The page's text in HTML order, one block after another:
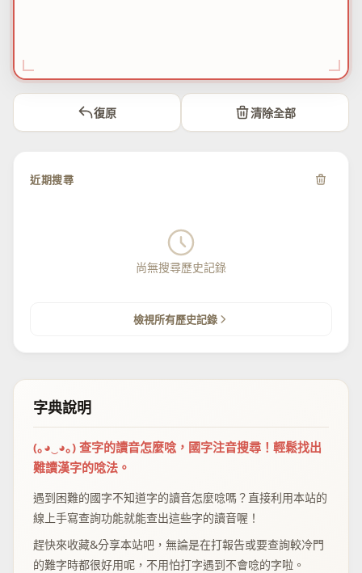
復原 清除全部
近期搜尋
尚無搜尋歷史記錄
檢視所有歷史記錄
字典說明
(｡◕‿◕｡) 查字的讀音怎麼唸，國字注音搜尋！輕鬆找出
難讀漢字的唸法。
遇到困難的國字不知道字的讀音怎麼唸嗎？直接利用本站的
線上手寫查詢功能就能查出這些字的讀音喔！
趕快來收藏&分享本站吧，無論是在打報告或要查詢較冷門
的難字時都很好用呢，不用怕打字遇到不會唸的字啦。